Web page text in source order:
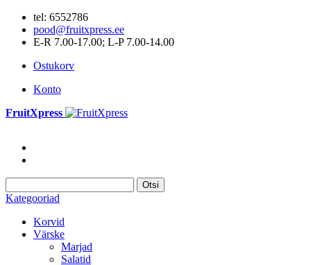
tel: 6552786
pood@fruitxpress.ee
E-R 7.00-17.00; L-P 7.00-14.00
Ostukorv
Konto
FruitXpress
Otsi
Kategooriad
Korvid
Värske
Marjad
Salatid